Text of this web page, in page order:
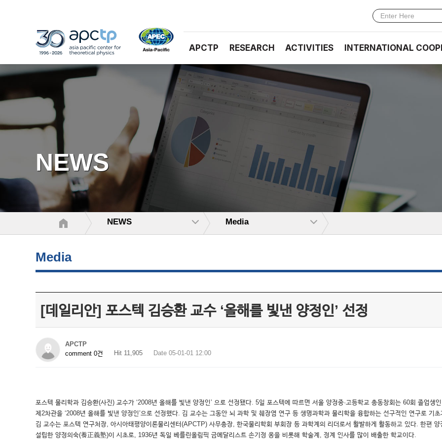
APCTP RESEARCH ACTIVITIES INTERNATIONAL
NEWS
NEWS Media
Media
[데일리안] 포스텍 김승환 교수 ‘올해를 빛낸 양정인’ 선정
APCTP
comment 0건
Hit 11,905 Date 05-01-01 12:00
포스텍 물리학과 김승환(사진) 교수가 ‘2008년 올해를 빛낸 양정인’ 으로 선정됐다. 5일 포스텍에 따르면 서울 양정중·고등학교 총동창회는 60회 졸업
제2차관을 ‘2008년 올해를 빛낸 양정인’으로 선정했다. 김 교수는 그동안 뇌 과학 및 췌장염 연구 등 생명과학과 물리학을 융합하는 선구적인 연구로 기
김 교수는 포스텍 연구처장, 아시아태평양이론물리센터(APCTP) 사무총장, 한국물리학회 부회장 등 과학계의 리더로서 활발하게 활동하고 있다. 한편
설립한 양정의숙(養正義塾)이 시초로, 1936년 독일 베를린올림픽 금메달리스트 손기정 옹을 비롯해 학술계, 정계 인사를 많이 배출한 학교이다.